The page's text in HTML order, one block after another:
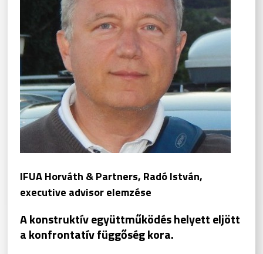
IFUA Horváth & Partners, Radó István,
executive advisor elemzése
A konstruktív együttműködés helyett eljött
a konfrontatív függőség kora.